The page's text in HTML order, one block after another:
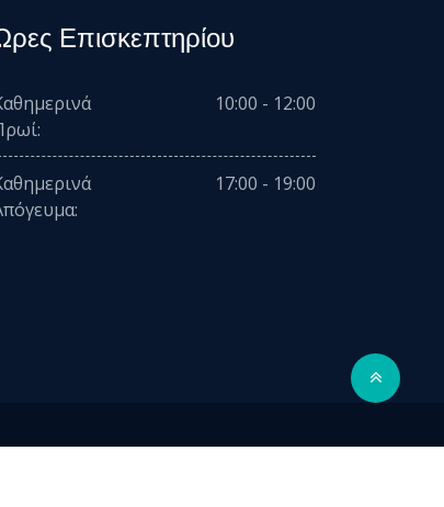
Επισκεπτηρίου
10:00 - 12:00
17:00 - 19:00